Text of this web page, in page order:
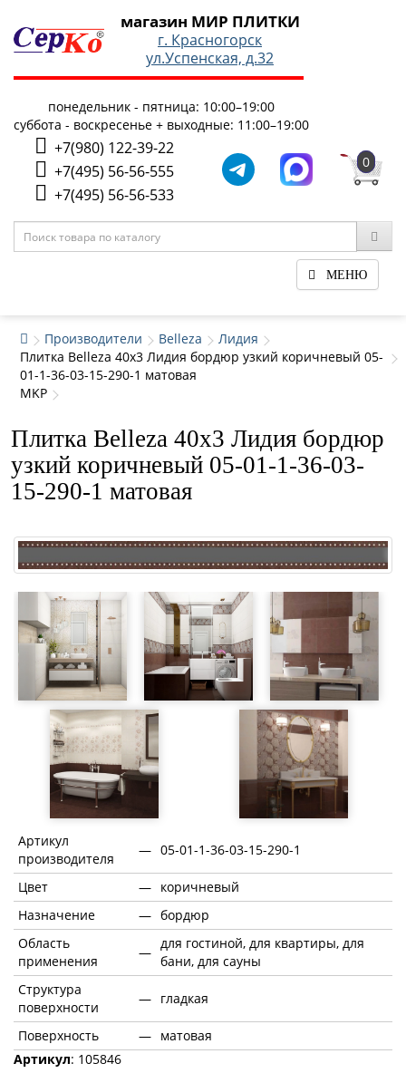
магазин МИР ПЛИТКИ
г. Красногорск
ул.Успенская, д.32
понедельник - пятница: 10:00–19:00
суббота - воскресенье + выходные: 11:00–19:00
+7(980) 122-39-22
+7(495) 56-56-555
+7(495) 56-56-533
0
МЕНЮ
Производители Belleza
Лидия
Плитка Belleza 40x3 Лидия бордюр узкий коричневый 05-
01-1-36-03-15-290-1 матовая
MKP
Плитка Belleza 40x3 Лидия бордюр
узкий коричневый 05-01-1-36-03-
15-290-1 матовая
Артикул
производителя
— 05-01-1-36-03-15-290-1
Цвет — коричневый
Назначение
— бордюр
Область
применения
—
для гостиной, для квартиры, для
бани, для сауны
Структура
поверхности
— гладкая
Поверхность — матовая
Артикул: 105846